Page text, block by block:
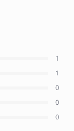
1
1
0
0
0